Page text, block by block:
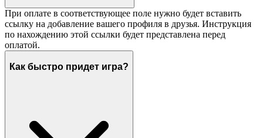
При оплате в соответствующее поле нужно будет вставить
ссылку на добавление вашего профиля в друзья. Инструкция
по нахождению этой ссылки будет представлена перед
оплатой.
Как быстро придет игра?